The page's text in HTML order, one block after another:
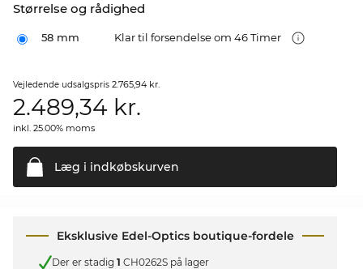
Størrelse og rådighed
58 mm Klar til forsendelse om 46 Timer
Vejledende udsalgspris 2.765,94 kr.
2.489,34 kr.
inkl. 25.00% moms
Læg i indkøbskurven
Eksklusive Edel-Optics boutique-fordele
Der er stadig 1 CH0262S på lager